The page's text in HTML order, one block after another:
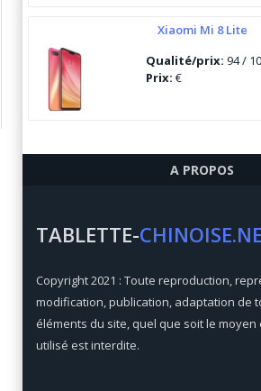
Xiaomi Mi 8 Lite
Qualité/prix: 94 /
Prix: €
Qualité/prix:84 / 100
Qualité/prix:92 /
Prix: €
A PROPOS
TABLETTE-
Copyright 2021 : Toute reproduction,
modification, publication, adaptation de
éléments du site, quel que soit le moyen
utilisé est interdite.